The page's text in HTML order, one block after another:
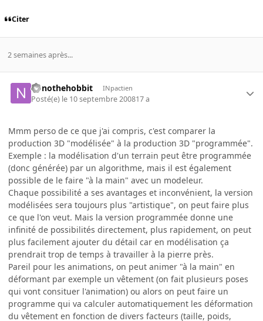
Citer
2 semaines après...
nonothehobbit INpactien
Posté(e) le 10 septembre 200817 a
Mmm perso de ce que j'ai compris, c'est comparer la
production 3D "modélisée" à la production 3D "programmée".
Exemple : la modélisation d'un terrain peut être programmée
(donc générée) par un algorithme, mais il est également
possible de le faire "à la main" avec un modeleur.
Chaque possibilité a ses avantages et inconvénient, la version
modélisées sera toujours plus "artistique", on peut faire plus
ce que l'on veut. Mais la version programmée donne une
infinité de possibilités directement, plus rapidement, on peut
plus facilement ajouter du détail car en modélisation ça
prendrait trop de temps à travailler à la pierre près.
Pareil pour les animations, on peut animer "à la main" en
déformant par exemple un vêtement (on fait plusieurs poses
qui vont consituer l'animation) ou alors on peut faire un
programme qui va calculer automatiquement les déformation
du vêtement en fonction de divers facteurs (taille, poids,